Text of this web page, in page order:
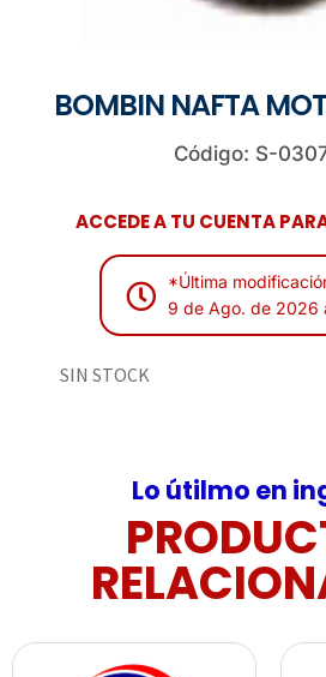
BOMBIN NAFTA
Código: S-
ACCEDE A TU CUENTA
*Última
9 de Ago. de 2026
SIN STOCK
Lo útilmo en